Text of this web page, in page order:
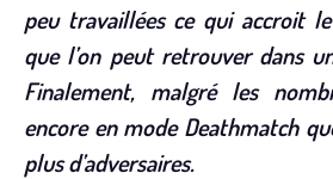
peu travaillées ce qui accroit
que l’on peut retrouver dans
Finalement, malgré les
encore en mode Deathmatch
plus d’adversaires.